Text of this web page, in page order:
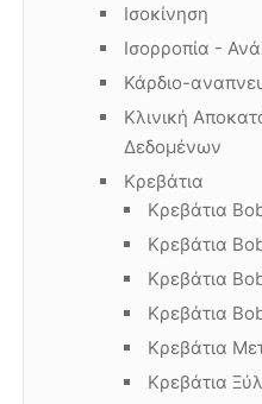
Ισοκίνηση
Ισορροπία -
Κάρδιο-
Κλινική
Δεδομένων
Κρεβάτια
Κρεβάτια
Κρεβάτια
Κρεβάτια
Κρεβάτια
Κρεβάτια
Κρεβάτια